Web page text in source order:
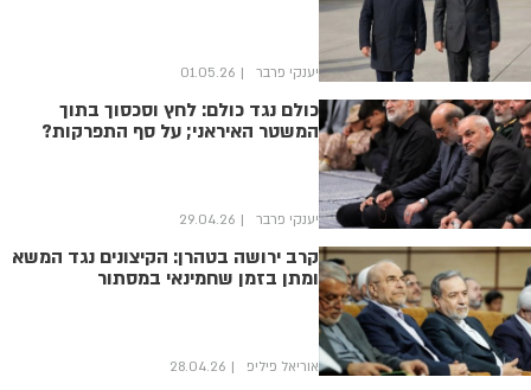
יענקי פרבר 01.05.26
כולם נגד כולם: לחץ וסכסוך בתוך
המשטר האיראני; על סף התפרקות?
יענקי פרבר 29.04.26
קרב ירושה בטהרן: הקיצונים נגד המשא
ומתן בזמן שחמינאי במסתור
אוריאל פיליפ 28.04.26